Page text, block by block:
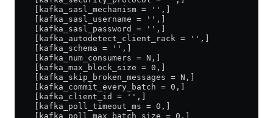
    [kafka_sasl_mechanism = '',]
    [kafka_sasl_username = '',]
    [kafka_sasl_password = '',]
    [kafka_autodetect_client_rack = '',]
    [kafka_schema = '',]
    [kafka_num_consumers = N,]
    [kafka_max_block_size = 0,]
    [kafka_skip_broken_messages = N,]
    [kafka_commit_every_batch = 0,]
    [kafka_client_id = '',]
    [kafka_poll_timeout_ms = 0,]
    [kafka_poll_max_batch_size = 0,]